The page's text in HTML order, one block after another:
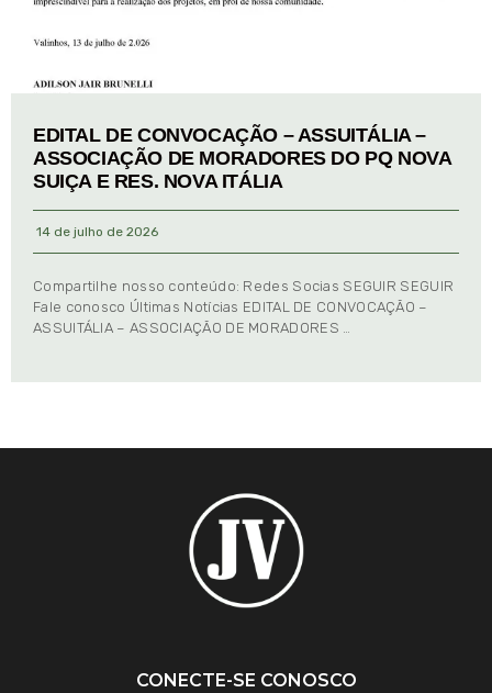
EDITAL DE CONVOCAÇÃO – ASSUITÁLIA –
ASSOCIAÇÃO DE MORADORES DO PQ NOVA
SUIÇA E RES. NOVA ITÁLIA
14 de julho de 2026
Compartilhe nosso conteúdo: Redes Socias SEGUIR SEGUIR
Fale conosco Últimas Notícias EDITAL DE CONVOCAÇÃO –
ASSUITÁLIA – ASSOCIAÇÃO DE MORADORES …
CONECTE-SE CONOSCO